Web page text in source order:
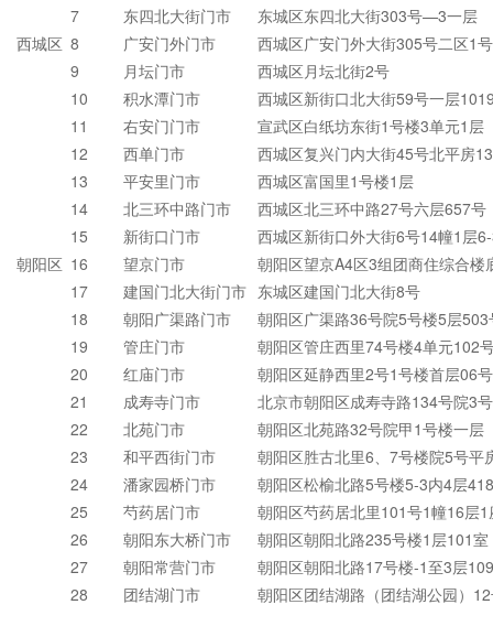
7
东四北大街门市
东城区东四北大街303号—3一层
西城区 8 广安门外门市
西城区广安门外大街305号二区1
9
月坛门市
西城区月坛北街2号
10
积水潭门市
西城区新街口北大街59号一层
11
右安门门市
宣武区白纸坊东街1号楼3单元1层
12
西单门市
西城区复兴门内大街45号北平房
13
平安里门市
西城区富国里1号楼1层
14
北三环中路门市
西城区北三环中路27号六层657号
15
新街口门市
西城区新街口外大街6号14幢1层
朝阳区 16 望京门市
朝阳区望京A4区3组团商住综合楼
17
建国门北大街门市 东城区建国门北大街8号
18
朝阳广渠路门市
朝阳区广渠路36号院5号楼5层
19
管庄门市
朝阳区管庄西里74号楼4单元102
20
红庙门市
朝阳区延静西里2号1号楼首层06
21
成寿寺门市
北京市朝阳区成寿寺路134号院3
22
北苑门市
朝阳区北苑路32号院甲1号楼一层
23
和平西街门市
朝阳区胜古北里6、7号楼院5号平
24
潘家园桥门市
朝阳区松榆北路5号楼5-3内4层
25
芍药居门市
朝阳区芍药居北里101号1幢16层
26
朝阳东大桥门市
朝阳区朝阳北路235号楼1层101
27
朝阳常营门市
朝阳区朝阳北路17号楼-1至3层
28
团结湖门市 朝阳区团结湖路（团结湖公园）